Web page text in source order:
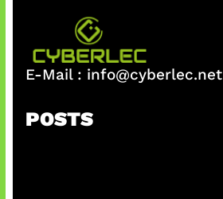
E-Mail : info@cyberlec.net
POSTS